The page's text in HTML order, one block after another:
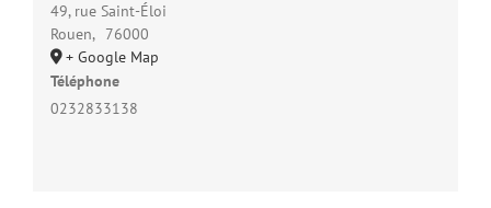
49, rue Saint-Éloi
Rouen, 76000
+ Google Map
Téléphone
0232833138